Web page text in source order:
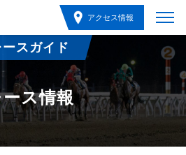
アクセス情報
ースガイド
ス情報